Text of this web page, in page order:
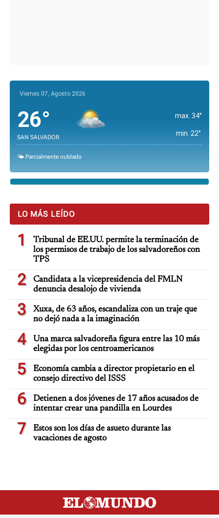
Viernes 07, Agosto 2026
26°
SAN SALVADOR
max. 34°
min. 22°
🌤️ Parcialmente nublado
LO MÁS LEÍDO
1
Tribunal de EE.UU. permite la terminación de
los permisos de trabajo de los salvadoreños con
TPS
2
Candidata a la vicepresidencia del FMLN
denuncia desalojo de vivienda
3
Xuxa, de 63 años, escandaliza con un traje que
no dejó nada a la imaginación
4
Una marca salvadoreña figura entre las 10 más
elegidas por los centroamericanos
5
Economía cambia a director propietario en el
consejo directivo del ISSS
6
Detienen a dos jóvenes de 17 años acusados de
intentar crear una pandilla en Lourdes
7
Estos son los días de asueto durante las
vacaciones de agosto